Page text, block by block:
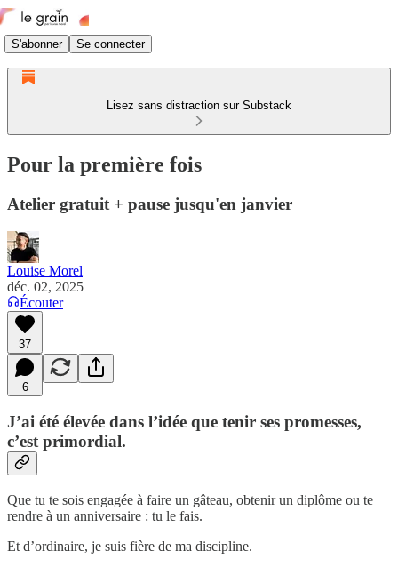
S'abonner Se connecter
Lisez sans distraction sur Substack
Pour la première fois
Atelier gratuit + pause jusqu'en janvier
Louise Morel
déc. 02, 2025
Écouter
37
6
J’ai été élevée dans l’idée que tenir ses promesses,
c’est primordial.
Que tu te sois engagée à faire un gâteau, obtenir un diplôme ou te
rendre à un anniversaire : tu le fais.
Et d’ordinaire, je suis fière de ma discipline.